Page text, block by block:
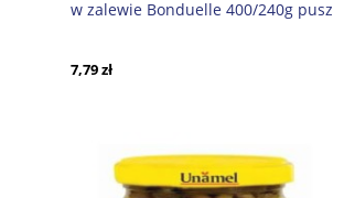
w zalewie Bonduelle 400/240g pusz
7,79 zł